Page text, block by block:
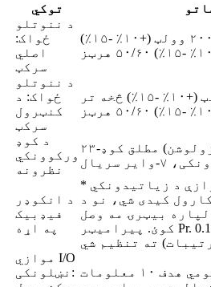
توکي
د ننوتلو
ځواک:
اصلي
سرکټ
واحد/درې پړاوه ۲۰۰ وولټ (+۱۰٪ -۱۵٪)
د ننوتلو
ځواک: د
کنټرول
سرکټ
واحد پړاو ۲۰۰ وولټ (+۱۰٪ -۱۵٪) څخه تر
د کوډ
ورکوونکي
نظرونه
۲۳-بټ (۸۳۸۸۶۰۸ ریزولوشن) مطلق کوډ
۷-وایر سریال
د انکوډر
فیډبیک
په اړه
* څرنګه چې دا یوازې د زیاتیدونکي
کیدی شي، نو د
بیټرۍ مه وصل
کوئ. پیرامیټر Pr. 0.15 باید "1" (د
موازي I/O
نښلونکی:
هدف ۱۰ معلومات